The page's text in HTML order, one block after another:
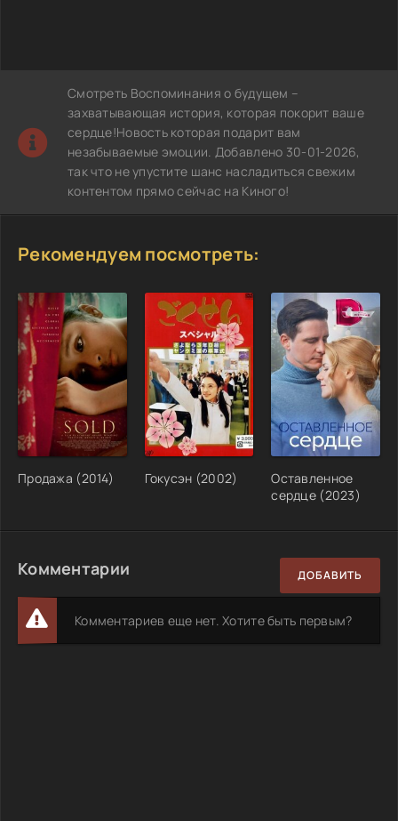
Смотреть Воспоминания о будущем –
захватывающая история, которая покорит ваше
сердце!Новость которая подарит вам
незабываемые эмоции. Добавлено 30-01-2026,
так что не упустите шанс насладиться свежим
контентом прямо сейчас на Киного!
Рекомендуем посмотреть:
Продажа (2014) Гокусэн (2002)
Оставленное
сердце (2023)
Комментарии ДОБАВИТЬ
Комментариев еще нет. Хотите быть первым?